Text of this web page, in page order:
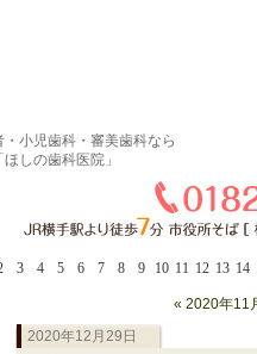
小児歯科・審美歯科なら
しの歯科医院」
3 4 5 6 7 8 9 10 11 12 13 14
2020年12月29日
« 2020年11